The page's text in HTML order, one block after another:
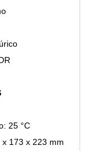
25 °C
173 x 223 mm